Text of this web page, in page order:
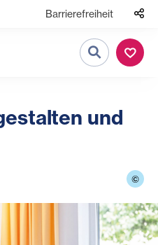
Barrierefreiheit
Suche
und
©